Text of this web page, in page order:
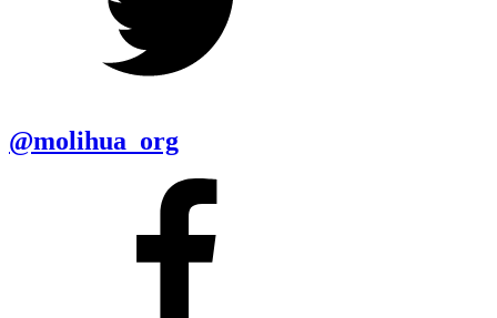
@molihua_org